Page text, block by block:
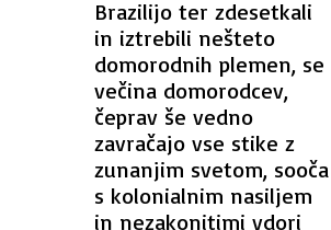
Brazilijo ter zdesetkali
in iztrebili nešteto
domorodnih plemen, se
večina domorodcev,
čeprav še vedno
zavračajo vse stike z
zunanjim svetom, sooča
s kolonialnim nasiljem
in nezakonitimi vdori